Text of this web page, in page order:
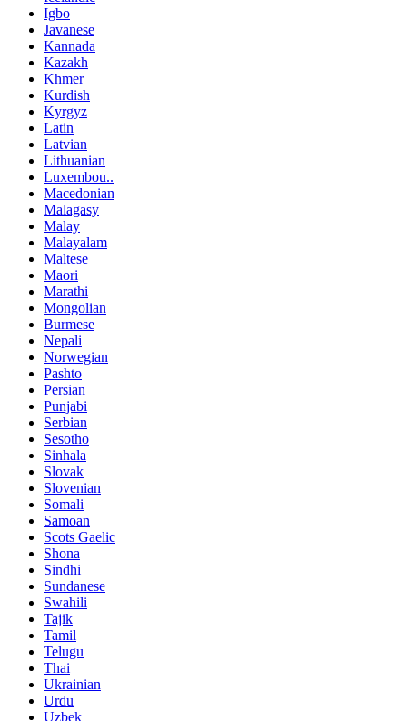
Igbo
Javanese
Kannada
Kazakh
Khmer
Kurdish
Kyrgyz
Latin
Latvian
Lithuanian
Luxembou..
Macedonian
Malagasy
Malay
Malayalam
Maltese
Maori
Marathi
Mongolian
Burmese
Nepali
Norwegian
Pashto
Persian
Punjabi
Serbian
Sesotho
Sinhala
Slovak
Slovenian
Somali
Samoan
Scots Gaelic
Shona
Sindhi
Sundanese
Swahili
Tajik
Tamil
Telugu
Thai
Ukrainian
Urdu
Uzbek